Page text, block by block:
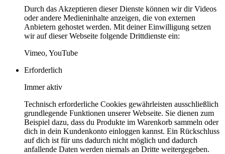
Durch das Akzeptieren dieser Dienste können wir dir Videos
oder andere Medieninhalte anzeigen, die von externen
Anbietern gehostet werden. Mit deiner Einwilligung setzen
wir auf dieser Webseite folgende Drittdienste ein:
Vimeo, YouTube
Erforderlich
Immer aktiv
Technisch erforderliche Cookies gewährleisten ausschließlich
grundlegende Funktionen unserer Webseite. Sie dienen zum
Beispiel dazu, dass du Produkte im Warenkorb sammeln oder
dich in dein Kundenkonto einloggen kannst. Ein Rückschluss
auf dich ist für uns dadurch nicht möglich und dadurch
anfallende Daten werden niemals an Dritte weitergegeben.